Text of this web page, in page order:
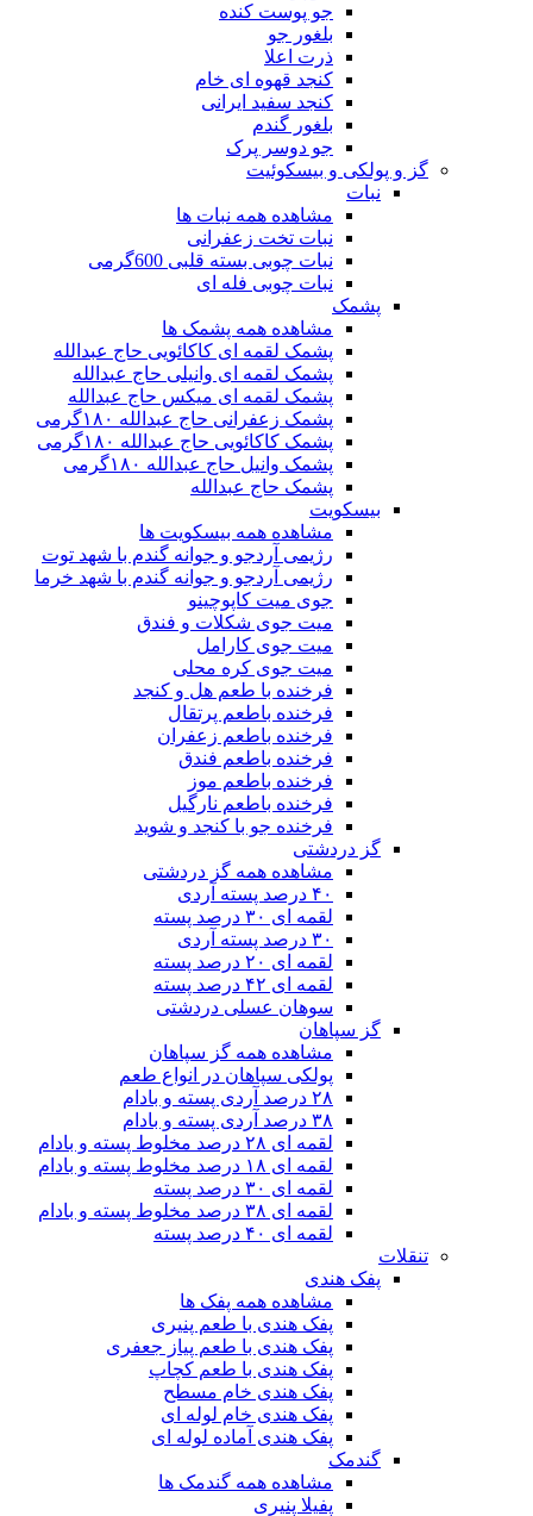
جو پوست کنده
بلغور جو
ذرت اعلا
کنجد قهوه ای خام
کنجد سفید ایرانی
بلغور گندم
جو دوسر پرک
گز و پولکی و بیسکوئیت
نبات
مشاهده همه نبات ها
نبات تخت زعفرانی
نبات چوبی بسته قلبی 600گرمی
نبات چوبی فله ای
پشمک
مشاهده همه پشمک ها
پشمک لقمه ای کاکائویی حاج عبدالله
پشمک لقمه ای وانیلی حاج عبدالله
پشمک لقمه ای میکس حاج عبدالله
پشمک زعفرانی حاج عبدالله ۱۸۰گرمی
پشمک کاکائویی حاج عبدالله ۱۸۰گرمی
پشمک وانیل حاج عبدالله ۱۸۰گرمی
پشمک حاج عبدالله
بیسکویت
مشاهده همه بیسکویت ها
رژیمی آردجو و جوانه گندم با شهد توت
رژیمی آردجو و جوانه گندم با شهد خرما
جوی میت کاپوچینو
میت جوی شکلات و فندق
میت جوی کارامل
میت جوی کره محلی
فرخنده با طعم هل و کنجد
فرخنده باطعم پرتقال
فرخنده باطعم زعفران
فرخنده باطعم فندق
فرخنده باطعم موز
فرخنده باطعم نارگیل
فرخنده جو با کنجد و شوید
گز دردشتی
مشاهده همه گز دردشتی
۴۰ درصد پسته آردی
لقمه ای ۳۰ درصد پسته
۳۰ درصد پسته آردی
لقمه ای ۲۰ درصد پسته
لقمه ای ۴۲ درصد پسته
سوهان عسلی دردشتی
گز سپاهان
مشاهده همه گز سپاهان
پولکی سپاهان در انواع طعم
۲۸ درصد آردی پسته و بادام
۳۸ درصد آردی پسته و بادام
لقمه ای ۲۸ درصد مخلوط پسته و بادام
لقمه ای ۱۸ درصد مخلوط پسته و بادام
لقمه ای ۳۰ درصد پسته
لقمه ای ۳۸ درصد مخلوط پسته و بادام
لقمه ای ۴۰ درصد پسته
تنقلات
پفک هندی
مشاهده همه پفک ها
پفک هندی با طعم پنیری
پفک هندی با طعم پیاز جعفری
پفک هندی با طعم کچاپ
پفک هندی خام مسطح
پفک هندی خام لوله ای
پفک هندی آماده لوله ای
گندمک
مشاهده همه گندمک ها
پفیلا پنیری